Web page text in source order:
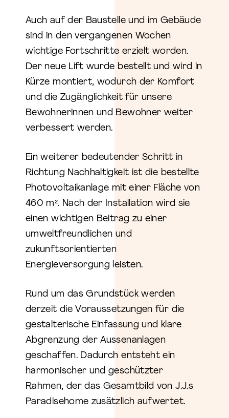
Auch auf der Baustelle und im Gebäude
sind in den vergangenen Wochen
wichtige Fortschritte erzielt worden.
Der neue Lift wurde bestellt und wird in
Kürze montiert, wodurch der Komfort
und die Zugänglichkeit für unsere
Bewohnerinnen und Bewohner weiter
verbessert werden.
Ein weiterer bedeutender Schritt in
Richtung Nachhaltigkeit ist die bestellte
Photovoltaikanlage mit einer Fläche von
460 m². Nach der Installation wird sie
einen wichtigen Beitrag zu einer
umweltfreundlichen und
zukunftsorientierten
Energieversorgung leisten.
Rund um das Grundstück werden
derzeit die Voraussetzungen für die
gestalterische Einfassung und klare
Abgrenzung der Aussenanlagen
geschaffen. Dadurch entsteht ein
harmonischer und geschützter
Rahmen, der das Gesamtbild von J.J.s
Paradisehome zusätzlich aufwertet.